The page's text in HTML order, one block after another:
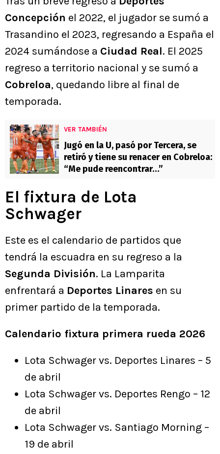
Concepción el 2022, el jugador se sumó a
Trasandino el 2023, regresando a España el
2024 sumándose a Ciudad Real. El 2025
regreso a territorio nacional y se sumó a
Cobreloa, quedando libre al final de
temporada.
VER TAMBIÉN
Jugó en la U, pasó por Tercera, se
retiró y tiene su renacer en Cobreloa:
“Me pude reencontrar…”
El fixtura de Lota
Schwager
Este es el calendario de partidos que
tendrá la escuadra en su regreso a la
Segunda División. La Lamparita
enfrentará a Deportes Linares en su
primer partido de la temporada.
Calendario fixtura primera rueda 2026
Lota Schwager vs. Deportes Linares – 5
de abril
Lota Schwager vs. Deportes Rengo – 12
de abril
Lota Schwager vs. Santiago Morning –
19 de abril